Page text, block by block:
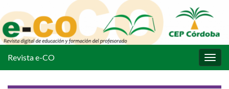
la
Revista e-CO